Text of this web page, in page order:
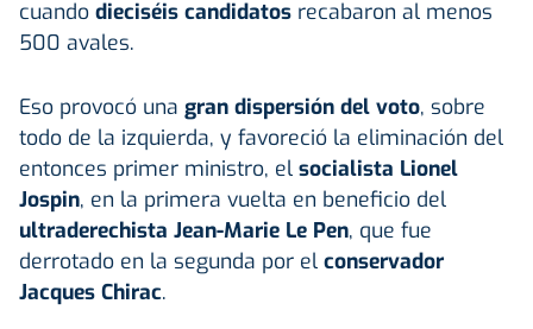
cuando dieciséis candidatos recabaron al menos
500 avales.
Eso provocó una gran dispersión del voto, sobre
todo de la izquierda, y favoreció la eliminación del
entonces primer ministro, el socialista Lionel
Jospin, en la primera vuelta en beneficio del
ultraderechista Jean-Marie Le Pen, que fue
derrotado en la segunda por el conservador
Jacques Chirac.